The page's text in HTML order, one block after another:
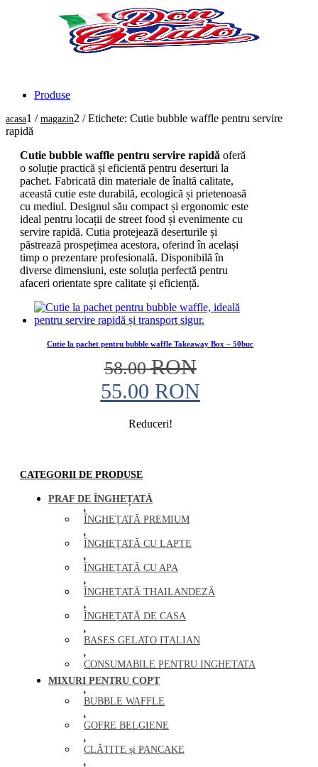
Produse
acasa1 / magazin2 / Etichete: Cutie bubble waffle pentru servire
rapidă
Cutie bubble waffle pentru servire rapidă oferă
o soluție practică și eficientă pentru deserturi la
pachet. Fabricată din materiale de înaltă calitate,
această cutie este durabilă, ecologică și prietenoasă
cu mediul. Designul său compact și ergonomic este
ideal pentru locații de street food și evenimente cu
servire rapidă. Cutia protejează deserturile și
păstrează prospețimea acestora, oferind în același
timp o prezentare profesională. Disponibilă în
diverse dimensiuni, este soluția perfectă pentru
afaceri orientate spre calitate și eficiență.
Cutie la pachet pentru bubble waffle Takeaway Box – 50buc
58.00RONPrețul
inițial
55.00 RON
Prețul
este:
55.00 RON.
Reduceri!
CATEGORII DE PRODUSE
PRAF DE ÎNGHEȚATĂ
ÎNGHEȚATĂ PREMIUM
ÎNGHEȚATĂ CU LAPTE
ÎNGHEȚATĂ CU APA
ÎNGHEȚATĂ THAILANDEZĂ
ÎNGHEȚATĂ DE CASA
BASES GELATO ITALIAN
CONSUMABILE PENTRU INGHETATA
MIXURI PENTRU COPT
BUBBLE WAFFLE
GOFRE BELGIENE
CLĂTITE și PANCAKE